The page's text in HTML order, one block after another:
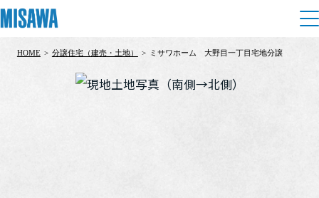
住まい
HOME> 分譲住宅（建売・土地） > ミサワホーム 大野目一丁目宅地分譲